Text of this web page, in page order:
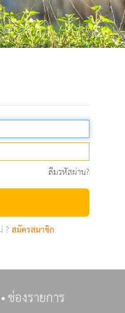
ลืมรหัสผ่าน?
?สมัครสมาชิก
ช่องรายการ